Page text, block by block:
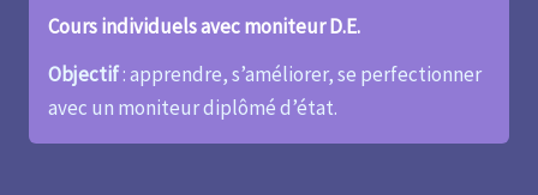
Cours individuels avec moniteur D.E.
Objectif: apprendre, s’améliorer, se perfectionner
avec un moniteur diplômé d’état.